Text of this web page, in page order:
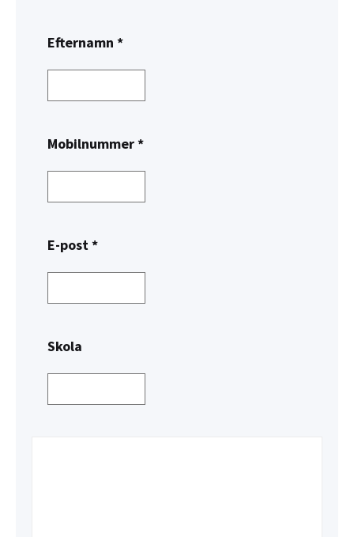
Efternamn *
Mobilnummer *
E-post *
Skola